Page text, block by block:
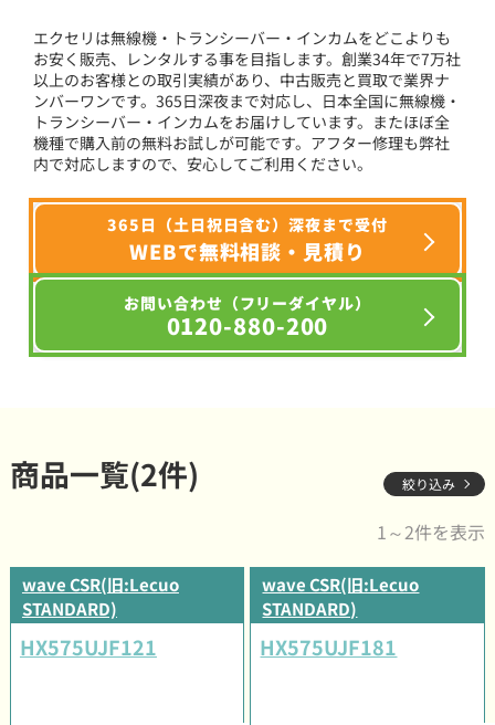
エクセリは無線機・トランシーバー・インカムをどこよりも
お安く販売、レンタルする事を目指します。創業34年で7万社
以上のお客様との取引実績があり、中古販売と買取で業界ナ
ンバーワンです。365日深夜まで対応し、日本全国に無線機・
トランシーバー・インカムをお届けしています。またほぼ全
機種で購入前の無料お試しが可能です。アフター修理も弊社
内で対応しますので、安心してご利用ください。
365日（土日祝日含む）深夜まで受付
WEBで無料相談・見積り
お問い合わせ（フリーダイヤル）
0120-880-200
商品一覧(2件) 絞り込み
1～2件を表示
wave CSR(旧:Lecuo
STANDARD)
HX575UJF121
wave CSR(旧:Lecuo
STANDARD)
HX575UJF181